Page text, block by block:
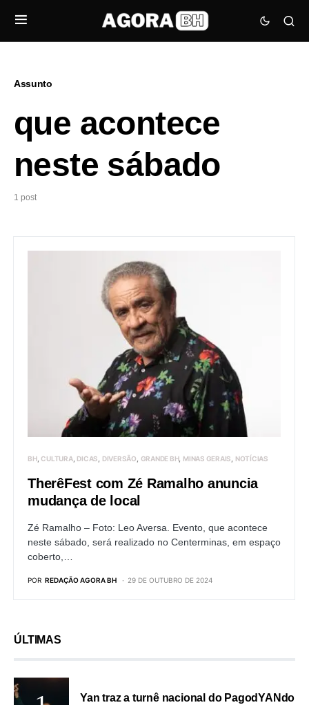
Assunto
que acontece
neste sábado
1 post
BH CULTURA DICAS DIVERSÃO GRANDE BH MINAS GERAIS NOTÍCIAS
TherêFest com Zé Ramalho anuncia
mudança de local
Zé Ramalho – Foto: Leo Aversa. Evento, que acontece
neste sábado, será realizado no Centerminas, em espaço
coberto,…
POR REDAÇÃO AGORA BH 29 DE OUTUBRO DE 2024
ÚLTIMAS
Yan traz a turnê nacional do PagodYANdo